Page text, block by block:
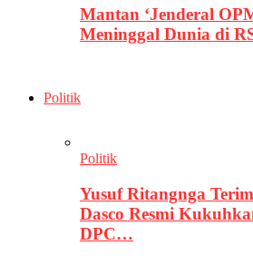
Mantan ‘Jenderal
Meninggal Dunia di
Politik
Politik
Yusuf Ritangnga
Dasco Resmi
DPC…